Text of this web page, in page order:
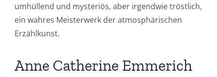
umhüllend und mysteriös, aber irgendwie tröstlich,
ein wahres Meisterwerk der atmosphärischen
Erzählkunst.
Anne Catherine Emmerich